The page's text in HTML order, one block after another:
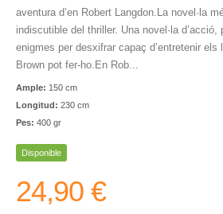
aventura d’en Robert Langdon.La novel·la
indiscutible del thriller. Una novel·la
enigmes per desxifrar capaç d’entretenir
Brown pot fer-ho.En Rob...
Ample: 150 cm
Longitud: 230 cm
Pes: 400 gr
Disponible
24,90 €